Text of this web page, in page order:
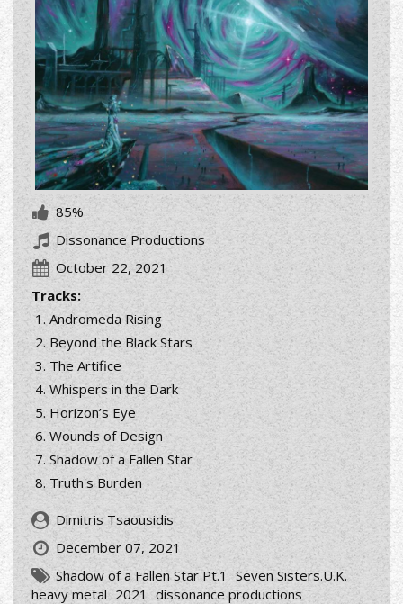
85%
Dissonance Productions
October 22, 2021
Tracks:
Andromeda Rising
Beyond the Black Stars
The Artifice
Whispers in the Dark
Horizon’s Eye
Wounds of Design
Shadow of a Fallen Star
Truth's Burden
Dimitris Tsaousidis
December 07, 2021
Shadow of a Fallen Star Pt.1 Seven Sisters.U.K.
heavy metal 2021 dissonance productions